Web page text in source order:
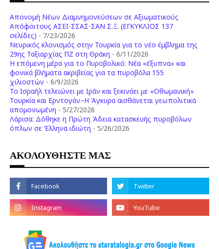
Απονομή Νέων Διαμνημονεύσεων σε Αξιωματικούς
Απόφοιτους ΑΣΕΙ-ΣΣΑΣ-ΣΑΝ Σ.Ξ. (ΕΓΚΥΚΛΙΟΣ 137
σελίδες) - 7/23/2026
Νευρικός κλονισμός στην Τουρκία για το νέο έμβλημα της
29ης Ταξιαρχίας ΠΖ στη Θράκη - 6/11/2026
Η επόμενη μέρα για το Πυροβολικό: Νέα «έξυπνα» και
φονικά βλήματα ακριβείας για τα πυροβόλα 155
χιλιοστών - 6/9/2026
Το Ισραήλ τελειώνει με Ιράν και ξεκινάει με «Οθωμανική»
Τουρκία και Ερντογάν–Η Άγκυρα αισθάνεται γεωπολιτικά
απομονωμένη - 5/27/2026
Λάρισα: Δόθηκε η Πρώτη Άδεια κατασκευής πυροβόλων
όπλων σε Έλληνα ιδιώτη - 5/26/2026
ΑΚΟΛΟΥΘΗΣΤΕ ΜΑΣ